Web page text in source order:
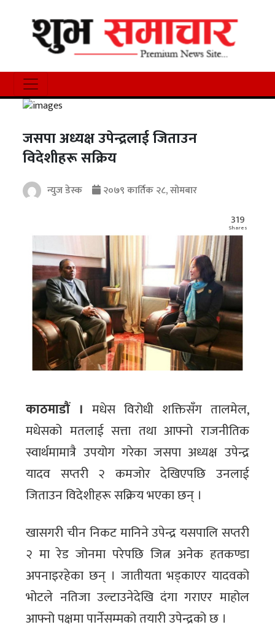
जसपा अध्यक्ष उपेन्द्रलाई जिताउन
विदेशीहरू सक्रिय
न्युज डेस्क
२०७९ कार्तिक २८, सोमबार
319
Shares
काठमाडौं ।मधेस विरोधी शक्तिसँग तालमेल,
मधेसको मतलाई सत्ता तथा आफ्नो राजनीतिक
स्वार्थमामात्रै उपयोग गरेका जसपा अध्यक्ष उपेन्द्र
यादव सप्तरी २ कमजोर देखिएपछि उनलाई
जिताउन विदेशीहरू सक्रिय भएका छन् ।
खासगरी चीन निकट मानिने उपेन्द्र यसपालि सप्तरी
२ मा रेड जोनमा परेपछि जित्न अनेक हतकण्डा
अपनाइरहेका छन् । जातीयता भड्काएर यादवको
भोटले नतिजा उल्टाउनेदेखि दंगा गराएर माहोल
आफ्नो पक्षमा पार्नेसम्मको तयारी उपेन्द्रको छ ।